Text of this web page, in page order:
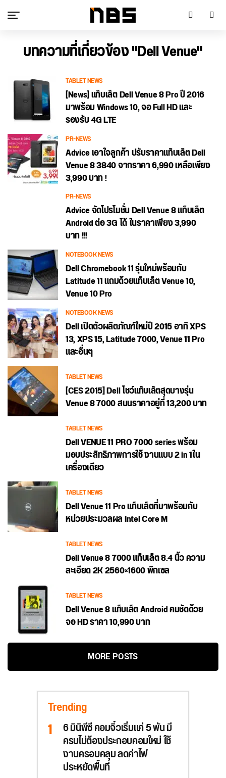
บทความที่เกี่ยวข้อง "Dell Venue"
TABLET NEWS
[News] แท็บเล็ต Dell Venue 8 Pro ปี 2016
มาพร้อม Windows 10, จอ Full HD และ
รองรับ 4G LTE
PR-NEWS
Advice เอาใจลูกค้า ปรับราคาแท็บเล็ต Dell
Venue 8 3840 จากราคา 6,990 เหลือเพียง
3,990 บาท !
PR-NEWS
Advice จัดโปรโมชั่น Dell Venue 8 แท็บเล็ต
Android ต่อ 3G ได้ ในราคาเพียง 3,990
บาท !!!
NOTEBOOK NEWS
Dell Chromebook 11 รุ่นใหม่พร้อมกับ
Latitude 11 แถมด้วยแท็บเล็ต Venue 10,
Venue 10 Pro
NOTEBOOK NEWS
Dell เปิดตัวผลิตภัณฑ์ใหม่ปี 2015 อาทิ XPS
13, XPS 15, Latitude 7000, Venue 11 Pro
และอื่นๆ
TABLET NEWS
[CES 2015] Dell โชว์แท็บเล็ตสุดบางรุ่น
Venue 8 7000 สนนราคาอยู่ที่ 13,200 บาท
TABLET NEWS
Dell VENUE 11 PRO 7000 series พร้อม
มอบประสิทธิภาพการใช้ งานแบบ 2 in 1ใน
เครื่องเดียว
TABLET NEWS
Dell Venue 11 Pro แท็บเล็ตที่มาพร้อมกับ
หน่วยประมวลผล Intel Core M
TABLET NEWS
Dell Venue 8 7000 แท็บเล็ต 8.4 นิ้ว ความ
ละเอียด 2K 2560×1600 พิกเซล
TABLET NEWS
Dell Venue 8 แท็บเล็ต Android คมชัดด้วย
จอ HD ราคา 10,990 บาท
MORE POSTS
Trending
6 มินิพีซี คอมจิ๋วเริ่มแค่ 5 พัน มี
ครบไม่ต้องประกอบคอมใหม่ ใช้
งานครอบคลุม ลดค่าไฟ
ประหยัดพื้นที่